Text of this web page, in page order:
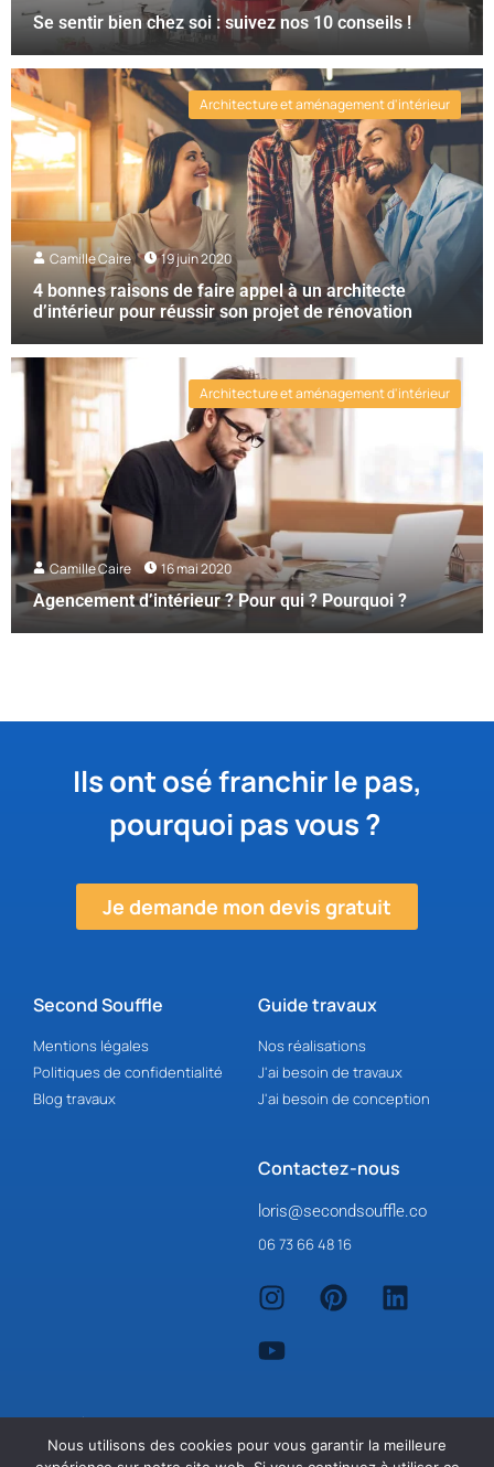
Se sentir bien chez soi : suivez nos 10 conseils !
Camille Caire 19 juin 2020
4 bonnes raisons de faire appel à un architecte
d’intérieur pour réussir son projet de rénovation
Architecture et aménagement d'intérieur
Camille Caire 16 mai 2020
Agencement d’intérieur ? Pour qui ? Pourquoi ?
Architecture et aménagement d'intérieur
Ils ont osé franchir le pas,
pourquoi pas vous ?
Je demande mon devis gratuit
Guide travaux
Nos réalisations
J'ai besoin de travaux
J'ai besoin de conception
Second Souffle
Mentions légales
Politiques de confidentialité
Blog travaux
Contactez-nous
loris@secondsouffle.co
06 73 66 48 16
Nous utilisons des cookies pour vous garantir la meilleure